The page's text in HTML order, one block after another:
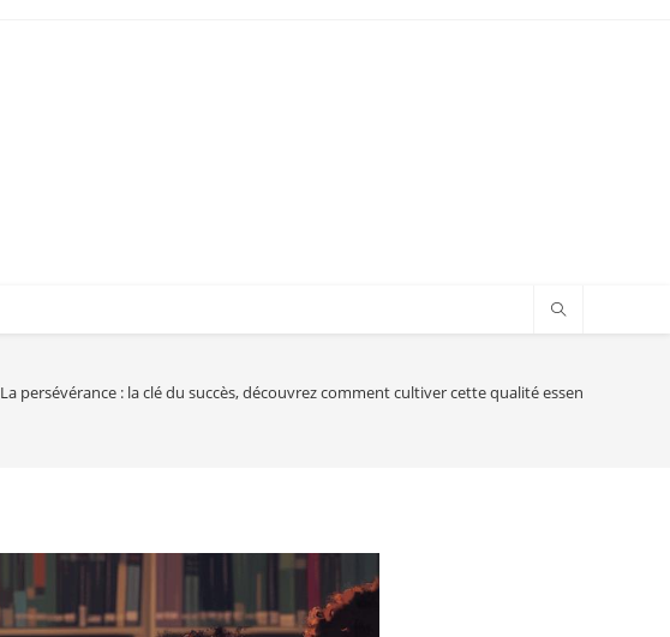
La persévérance : la clé du succès, découvrez comment cultiver cette qualité essentielle